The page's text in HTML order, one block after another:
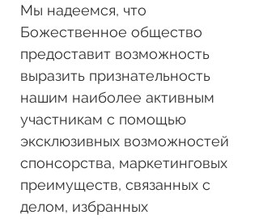
Мы надеемся, что
Божественное общество
предоставит возможность
выразить признательность
нашим наиболее активным
участникам с помощью
эксклюзивных возможностей
спонсорства, маркетинговых
преимуществ, связанных с
делом, избранных